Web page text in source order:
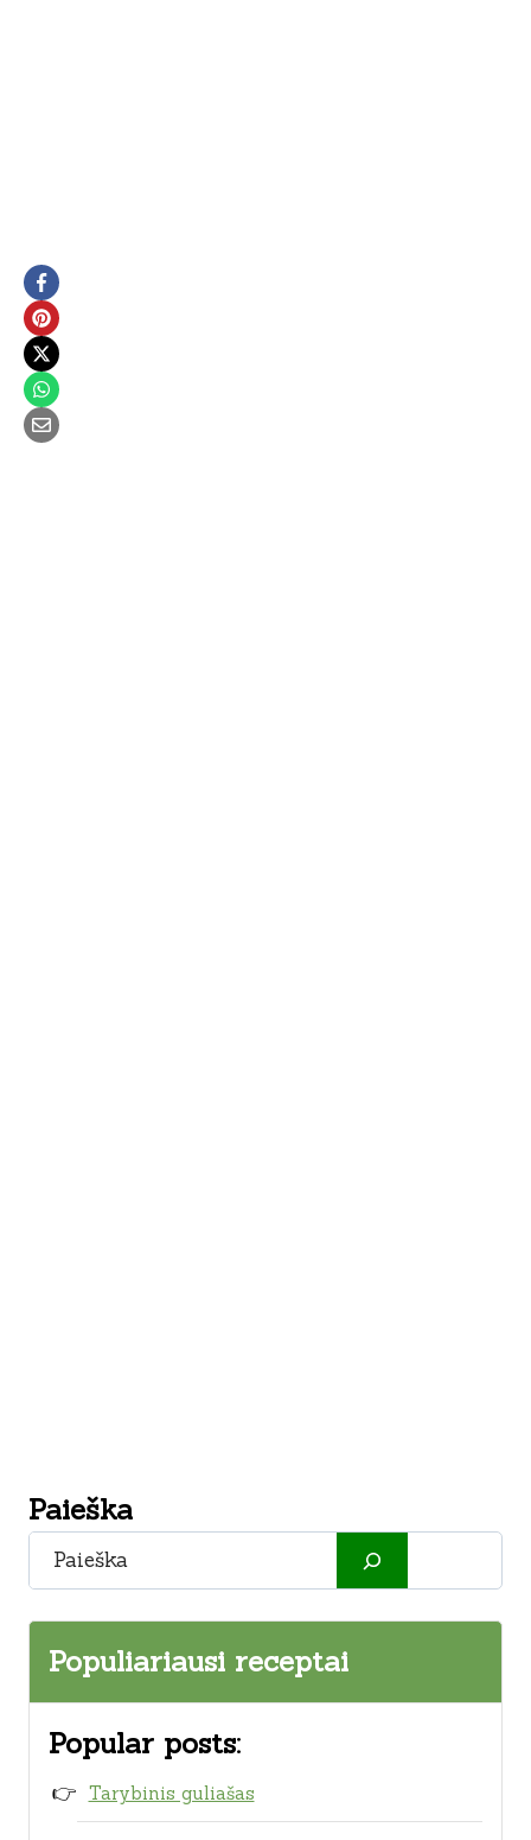
Paieška
Paieška
Populiariausi receptai
Popular posts:
Tarybinis guliašas